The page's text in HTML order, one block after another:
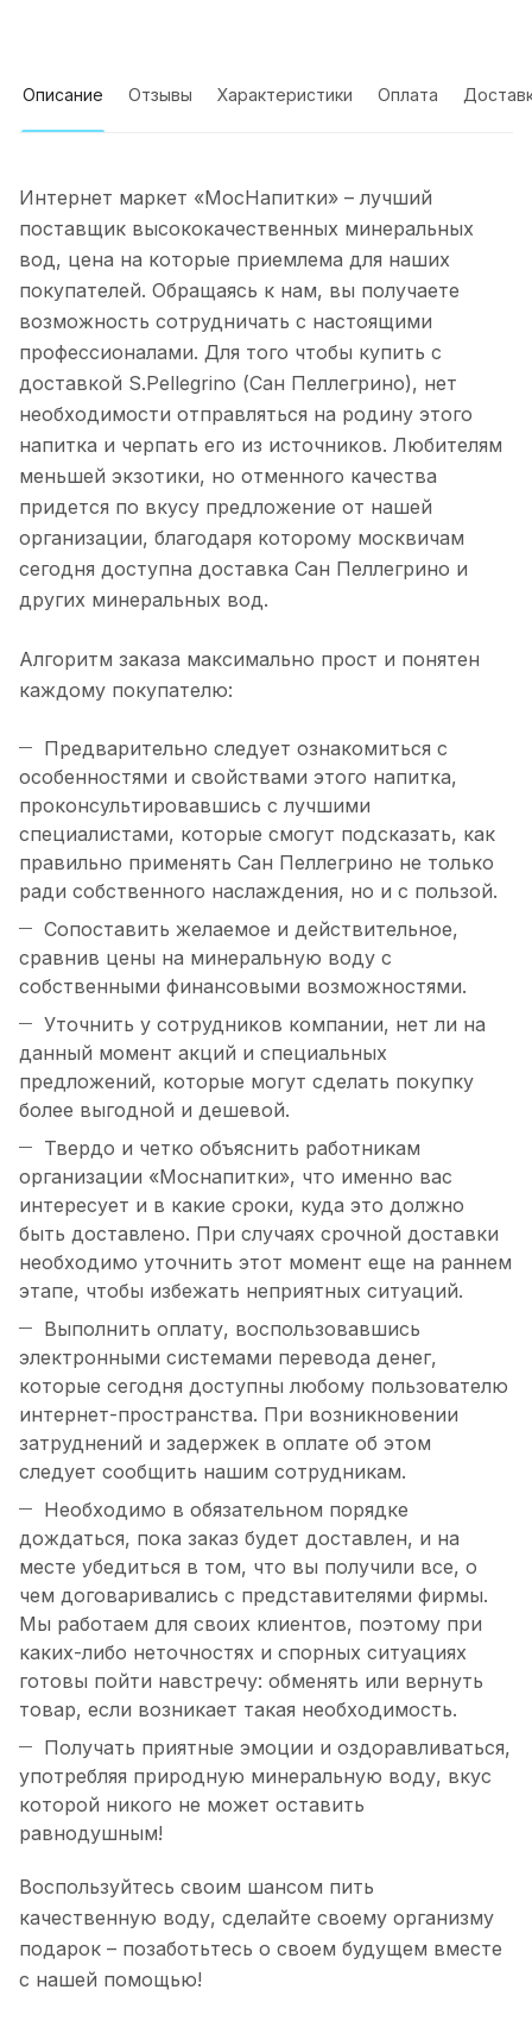
Описание Отзывы Характеристики Оплата
Интернет маркет «МосНапитки» – лучший
поставщик высококачественных минеральных
вод, цена на которые приемлема для наших
покупателей. Обращаясь к нам, вы получаете
возможность сотрудничать с настоящими
профессионалами. Для того чтобы купить с
доставкой S.Pellegrino (Сан Пеллегрино), нет
необходимости отправляться на родину этого
напитка и черпать его из источников. Любителям
меньшей экзотики, но отменного качества
придется по вкусу предложение от нашей
организации, благодаря которому москвичам
сегодня доступна доставка Сан Пеллегрино и
других минеральных вод.
Алгоритм заказа максимально прост и понятен
каждому покупателю:
Предварительно следует ознакомиться с
особенностями и свойствами этого напитка,
проконсультировавшись с лучшими
специалистами, которые смогут подсказать, как
правильно применять Сан Пеллегрино не только
ради собственного наслаждения, но и с пользой.
Сопоставить желаемое и действительное,
сравнив цены на минеральную воду с
собственными финансовыми возможностями.
Уточнить у сотрудников компании, нет ли на
данный момент акций и специальных
предложений, которые могут сделать покупку
более выгодной и дешевой.
Твердо и четко объяснить работникам
организации «Моснапитки», что именно вас
интересует и в какие сроки, куда это должно
быть доставлено. При случаях срочной доставки
необходимо уточнить этот момент еще на раннем
этапе, чтобы избежать неприятных ситуаций.
Выполнить оплату, воспользовавшись
электронными системами перевода денег,
которые сегодня доступны любому пользователю
интернет-пространства. При возникновении
затруднений и задержек в оплате об этом
следует сообщить нашим сотрудникам.
Необходимо в обязательном порядке
дождаться, пока заказ будет доставлен, и на
месте убедиться в том, что вы получили все, о
чем договаривались с представителями фирмы.
Мы работаем для своих клиентов, поэтому при
каких-либо неточностях и спорных ситуациях
готовы пойти навстречу: обменять или вернуть
товар, если возникает такая необходимость.
Получать приятные эмоции и оздоравливаться,
употребляя природную минеральную воду, вкус
которой никого не может оставить
равнодушным!
Воспользуйтесь своим шансом пить
качественную воду, сделайте своему организму
подарок – позаботьтесь о своем будущем вместе
с нашей помощью!